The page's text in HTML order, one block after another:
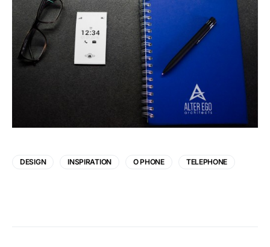
DESIGN INSPIRATION O PHONE TELEPHONE